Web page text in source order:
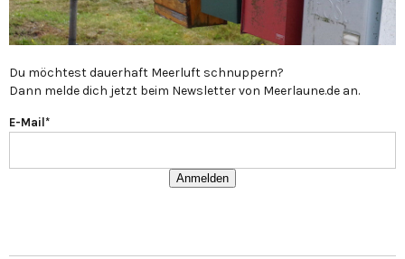
Du möchtest dauerhaft Meerluft schnuppern?
Dann melde dich jetzt beim Newsletter von Meerlaune.de an.
E-Mail*
Anmelden